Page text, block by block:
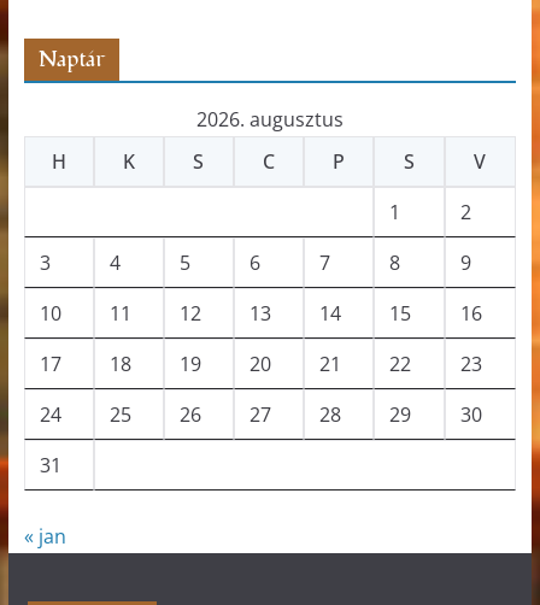
Naptár
2026. augusztus
H
K S C P S
V
1
2
3
4 5 6 7 8
9
10
11 12 13 14 15
16
17
18 19 20 21 22
23
24
25 26 27 28 29
30
31
« jan